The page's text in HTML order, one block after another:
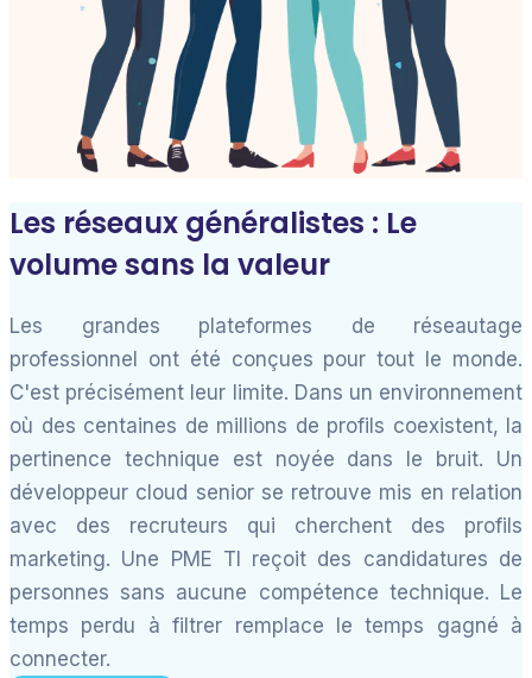
Les réseaux généralistes : Le
volume sans la valeur
Les grandes plateformes de réseautage
professionnel ont été conçues pour tout le monde.
C'est précisément leur limite. Dans un environnement
où des centaines de millions de profils coexistent, la
pertinence technique est noyée dans le bruit. Un
développeur cloud senior se retrouve mis en relation
avec des recruteurs qui cherchent des profils
marketing. Une PME TI reçoit des candidatures de
personnes sans aucune compétence technique. Le
temps perdu à filtrer remplace le temps gagné à
connecter.